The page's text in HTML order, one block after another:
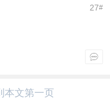
27#
本文第一页